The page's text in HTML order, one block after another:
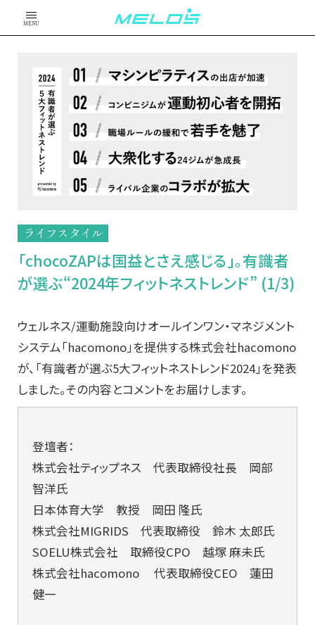
MENU
ライフスタイル
「chocoZAPは国益とさえ感じる」。有識者
が選ぶ“2024年フィットネストレンド” (1/3)
ウェルネス/運動施設向けオールインワン・マネジメント
システム「hacomono」を提供する株式会社hacomono
が、「有識者が選ぶ5大フィットネストレンド2024」を発表
しました。その内容とコメントをお届けします。
登壇者：
株式会社ティップネス 代表取締役社長 岡部
智洋氏
日本体育大学 教授 岡田 隆氏
株式会社MIGRIDS 代表取締役 鈴木 太郎氏
SOELU株式会社 取締役CPO 越塚 麻未氏
株式会社hacomono 代表取締役CEO 蓮田
健一